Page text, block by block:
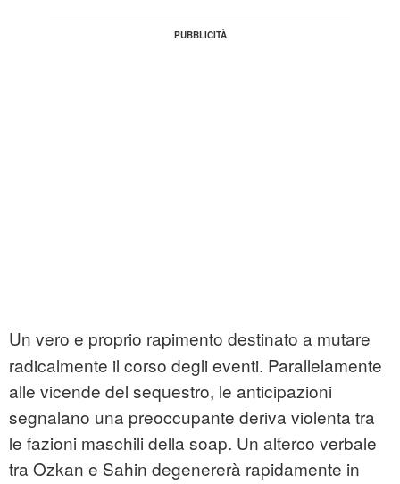
Un vero e proprio rapimento destinato a mutare
radicalmente il corso degli eventi. Parallelamente
alle vicende del sequestro, le anticipazioni
segnalano una preoccupante deriva violenta tra
le fazioni maschili della soap. Un alterco verbale
tra Ozkan e Sahin degenererà rapidamente in